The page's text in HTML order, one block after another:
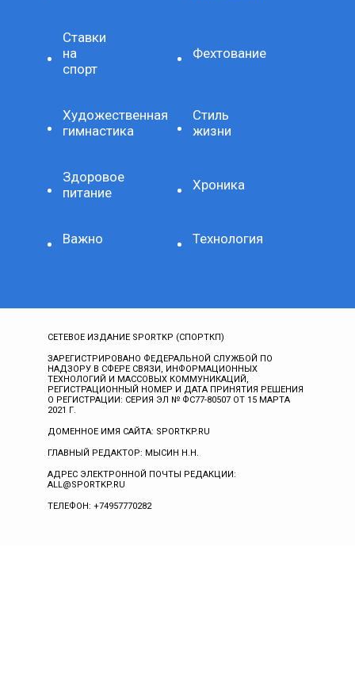
Ставки
на
спорт
Фехтование
Художественная
гимнастика
Стиль
жизни
Здоровое
питание
Хроника
Важно Технология
СЕТЕВОЕ ИЗДАНИЕ SPORTKP (СПОРТКП)
ЗАРЕГИСТРИРОВАНО ФЕДЕРАЛЬНОЙ СЛУЖБОЙ ПО
НАДЗОРУ В СФЕРЕ СВЯЗИ, ИНФОРМАЦИОННЫХ
ТЕХНОЛОГИЙ И МАССОВЫХ КОММУНИКАЦИЙ,
РЕГИСТРАЦИОННЫЙ НОМЕР И ДАТА ПРИНЯТИЯ РЕШЕНИЯ
О РЕГИСТРАЦИИ: СЕРИЯ ЭЛ № ФС77-80507 ОТ 15 МАРТА
2021 Г.
ДОМЕННОЕ ИМЯ САЙТА: SPORTKP.RU
ГЛАВНЫЙ РЕДАКТОР: МЫСИН Н.Н.
АДРЕС ЭЛЕКТРОННОЙ ПОЧТЫ РЕДАКЦИИ:
ALL@SPORTKP.RU
ТЕЛЕФОН: +74957770282